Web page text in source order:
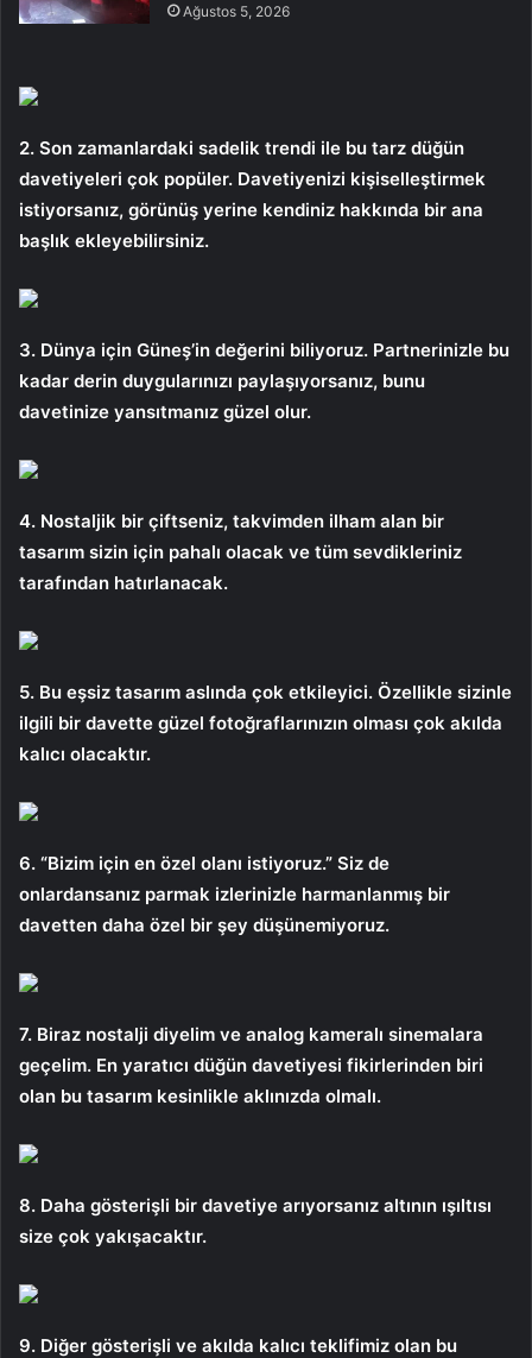
Ağustos 5, 2026
2. Son zamanlardaki sadelik trendi ile bu tarz düğün
davetiyeleri çok popüler. Davetiyenizi kişiselleştirmek
istiyorsanız, görünüş yerine kendiniz hakkında bir ana
başlık ekleyebilirsiniz.
3. Dünya için Güneş’in değerini biliyoruz. Partnerinizle bu
kadar derin duygularınızı paylaşıyorsanız, bunu
davetinize yansıtmanız güzel olur.
4. Nostaljik bir çiftseniz, takvimden ilham alan bir
tasarım sizin için pahalı olacak ve tüm sevdikleriniz
tarafından hatırlanacak.
5. Bu eşsiz tasarım aslında çok etkileyici. Özellikle sizinle
ilgili bir davette güzel fotoğraflarınızın olması çok akılda
kalıcı olacaktır.
6. “Bizim için en özel olanı istiyoruz.” Siz de
onlardansanız parmak izlerinizle harmanlanmış bir
davetten daha özel bir şey düşünemiyoruz.
7. Biraz nostalji diyelim ve analog kameralı sinemalara
geçelim. En yaratıcı düğün davetiyesi fikirlerinden biri
olan bu tasarım kesinlikle aklınızda olmalı.
8. Daha gösterişli bir davetiye arıyorsanız altının ışıltısı
size çok yakışacaktır.
9. Diğer gösterişli ve akılda kalıcı teklifimiz olan bu